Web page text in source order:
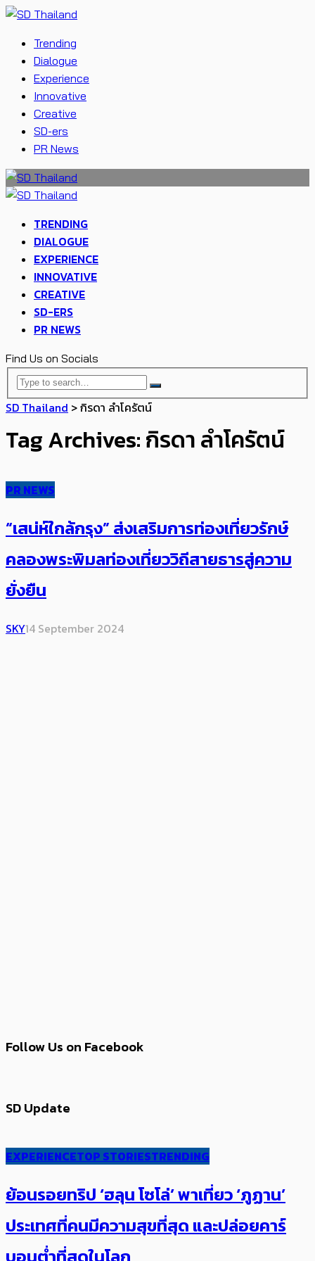
Trending
Dialogue
Experience
Innovative
Creative
SD-ers
PR News
TRENDING
DIALOGUE
EXPERIENCE
INNOVATIVE
CREATIVE
SD-ERS
PR NEWS
Find Us on Socials
SD Thailand >กิรดา ลำโครัตน์
Tag Archives: กิรดา ลำโครัตน์
PR NEWS
“เสน่ห์ใกล้กรุง” ส่งเสริมการท่องเที่ยวรักษ์
คลองพระพิมลท่องเที่ยววิถีสายธารสู่ความ
ยั่งยืน
SKY14 September 2024
Follow Us on Facebook
SD Update
EXPERIENCETOP STORIESTRENDING
ย้อนรอยทริป ‘ฮลุน โซโล่’ ​​พาเที่ยว ‘ภูฏาน’
ประเทศ​ที่คน​มีความสุข​ที่สุด​​ และปล่อยคาร์​